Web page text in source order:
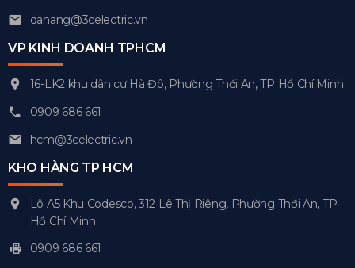
danang@3celectric.vn
VP KINH DOANH TPHCM
16-LK2 khu dân cư Hà Đô, Phường Thới An, TP Hồ Chí Minh
0909 686 661
hcm@3celectric.vn
KHO HÀNG TP HCM
Lô A5 Khu Codesco, 312 Lê Thị Riêng, Phường Thới An, TP
Hồ Chí Minh
0909 686 661